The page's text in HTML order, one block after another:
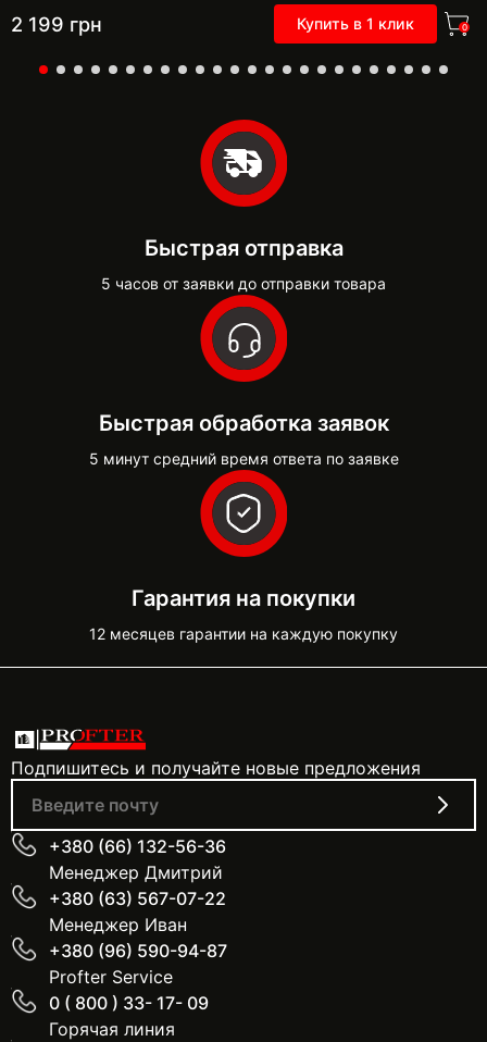
2 199 грн Купить в 1 клик 0
Быстрая отправка
5 часов от заявки до отправки товара
Быстрая обработка заявок
5 минут средний время ответа по заявке
Гарантия на покупки
12 месяцев гарантии на каждую покупку
Подпишитесь и получайте новые предложения
+380 (66) 132-56-36
Менеджер Дмитрий
+380 (63) 567-07-22
Менеджер Иван
+380 (96) 590-94-87
Profter Service
0 ( 800 ) 33- 17- 09
Горячая линия